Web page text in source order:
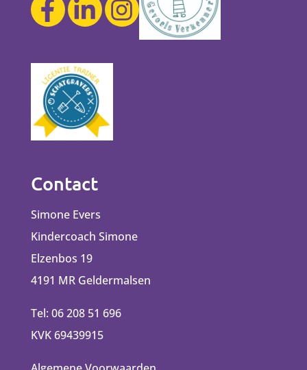
Contact
Simone Evers
Kindercoach Simone
Elzenbos 19
4191 MR Geldermalsen
Tel: 06 208 51 696
KVK 69439915